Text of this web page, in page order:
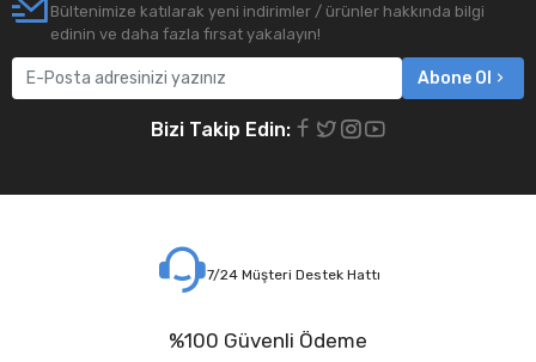
Bültenimize katılarak yeni indirimler / ürünler hakkında bilgi
edinin ve daha fazla fırsat yakalayın!
Abone Ol
Bizi Takip Edin:
7/24 Müşteri Destek Hattı
%100 Güvenli Ödeme